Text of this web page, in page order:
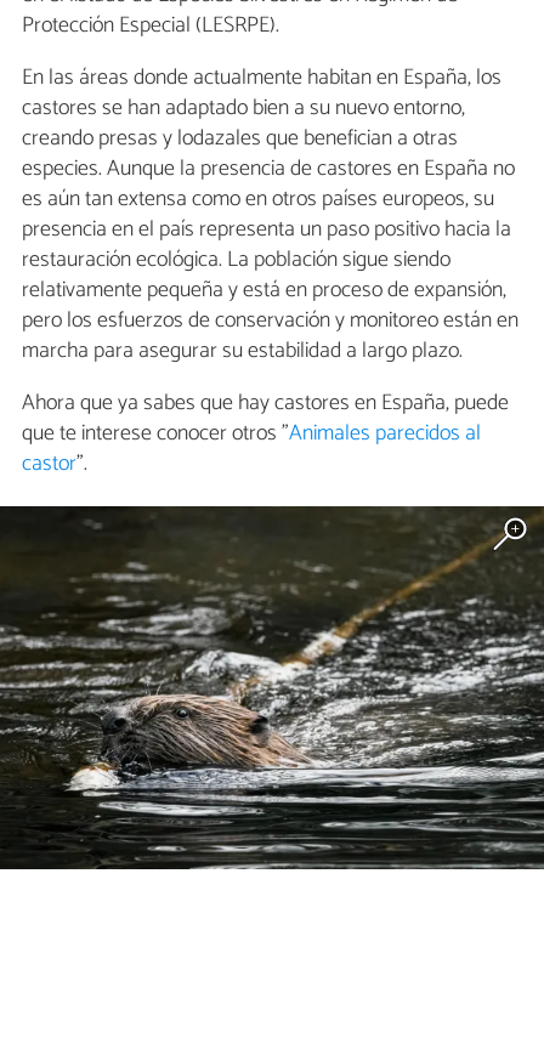
Protección Especial (LESRPE).
En las áreas donde actualmente habitan en España, los
castores se han adaptado bien a su nuevo entorno,
creando presas y lodazales que benefician a otras
especies. Aunque la presencia de castores en España no
es aún tan extensa como en otros países europeos, su
presencia en el país representa un paso positivo hacia la
restauración ecológica. La población sigue siendo
relativamente pequeña y está en proceso de expansión,
pero los esfuerzos de conservación y monitoreo están en
marcha para asegurar su estabilidad a largo plazo.
Ahora que ya sabes que hay castores en España, puede
que te interese conocer otros "Animales parecidos al
castor".